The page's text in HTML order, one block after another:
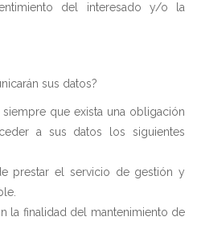
del interesado y/o la
sus datos?
que exista una obligación
a sus datos los siguientes
prestar el servicio de gestión y
la finalidad del mantenimiento de